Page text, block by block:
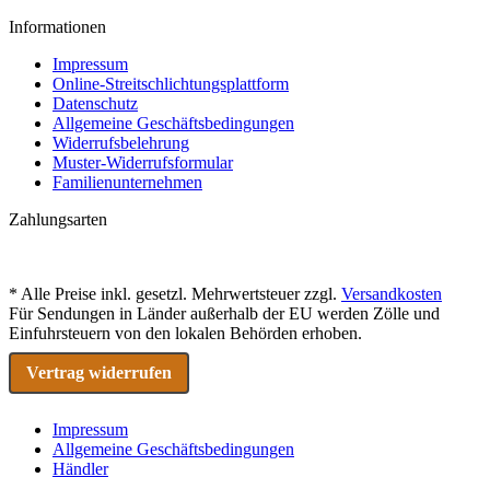
Informationen
Impressum
Online-Streitschlichtungsplattform
Datenschutz
Allgemeine Geschäftsbedingungen
Widerrufsbelehrung
Muster-Widerrufsformular
Familienunternehmen
Zahlungsarten
* Alle Preise inkl. gesetzl. Mehrwertsteuer zzgl. Versandkosten
Für Sendungen in Länder außerhalb der EU werden Zölle und
Einfuhrsteuern von den lokalen Behörden erhoben.
Vertrag widerrufen
Impressum
Allgemeine Geschäftsbedingungen
Händler